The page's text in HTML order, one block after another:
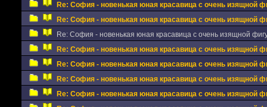
Re: София - новенькая юная красавица с очень изящной
Re: София - новенькая юная красавица с очень изящной
Re: София - новенькая юная красавица с очень изящной
Re: София - новенькая юная красавица с очень изящной
Re: София - новенькая юная красавица с очень изящной
Re: София - новенькая юная красавица с очень изящной
Re: София - новенькая юная красавица с очень изящной